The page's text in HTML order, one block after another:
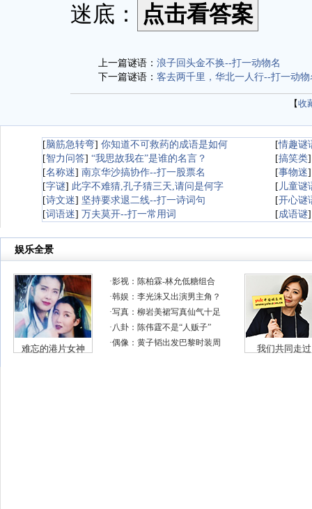
迷底：
上一篇谜语： 浪子回头金不换--打一动物名
下一篇谜语： 客去两千里，华北一人行--打一动物
【收
[脑筋急转弯] 你知道不可救药的成语是如何 [情趣谜
[智力问答] “我思故我在”是谁的名言？ [搞笑类
[名称迷] 南京华沙搞协作--打一股票名 [事物迷
[字谜] 此字不难猜,孔子猜三天,请问是何字 [ 儿童谜
[诗文迷] 坚持要求退二线--打一诗词句 [开心谜
[词语迷] 万夫莫开--打一常用词 [成语谜